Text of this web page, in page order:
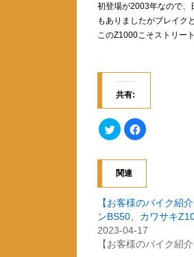
初登場が2003年なので、
もありましたがブレイク
このZ1000こそストリー
共有:
ク
リ
し
て
T
w
t
t
e
r
で
共
有
F
a
b
k
共
有
す
る
に
は
ク
関連
【お客様のバイク紹
ンBS50、カワサキ
2023-04-17
【お客様のバイク紹介